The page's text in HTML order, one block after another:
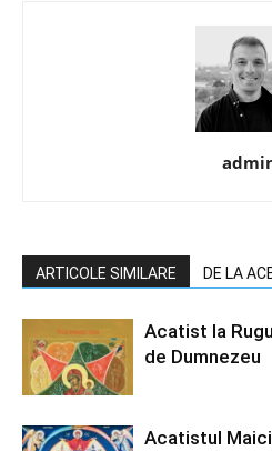
ARTICOLE SIMILARE DE LA
Acatist la
de Dumnezeu
Acatistul